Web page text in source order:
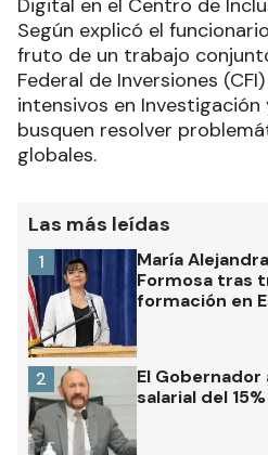
Digital en el Centro de
Según explicó el
fruto de un trabajo
Federal de Inversiones
intensivos en Investigación
busquen resolver
globales.
Las más leídas
María
Formosa tras
formación en
1
El
salarial del
2